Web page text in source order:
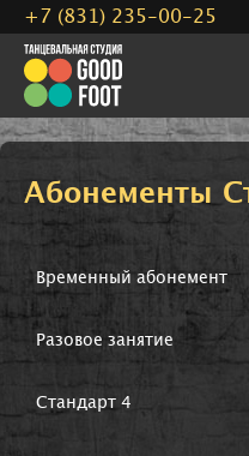
Абонементы
Временный абонемент
Разовое занятие
Стандарт 4
+7 (831) 235-00-25